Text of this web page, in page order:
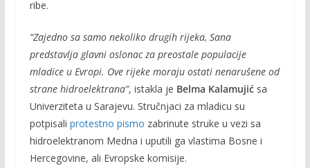
ribe.
“Zajedno sa samo nekoliko drugih rijeka, Sana
predstavlja glavni oslonac za preostale populacije
mladice u Evropi. Ove rijeke moraju ostati nenarušene od
strane hidroelektrana”, istakla je Belma Kalamujić sa
Univerziteta u Sarajevu. Stručnjaci za mladicu su
potpisali protestno pismo zabrinute struke u vezi sa
hidroelektranom Medna i uputili ga vlastima Bosne i
Hercegovine, ali Evropske komisije.